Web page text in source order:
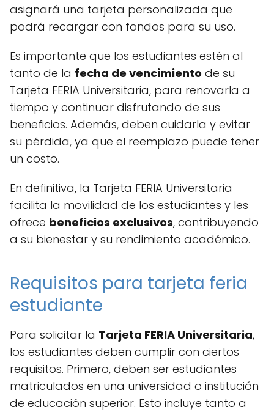
asignará una tarjeta personalizada que
podrá recargar con fondos para su uso.
Es importante que los estudiantes estén al
tanto de la fecha de vencimiento de su
Tarjeta FERIA Universitaria, para renovarla a
tiempo y continuar disfrutando de sus
beneficios. Además, deben cuidarla y evitar
su pérdida, ya que el reemplazo puede tener
un costo.
En definitiva, la Tarjeta FERIA Universitaria
facilita la movilidad de los estudiantes y les
ofrece beneficios exclusivos, contribuyendo
a su bienestar y su rendimiento académico.
Requisitos para tarjeta feria
estudiante
Para solicitar la Tarjeta FERIA Universitaria,
los estudiantes deben cumplir con ciertos
requisitos. Primero, deben ser estudiantes
matriculados en una universidad o institución
de educación superior. Esto incluye tanto a